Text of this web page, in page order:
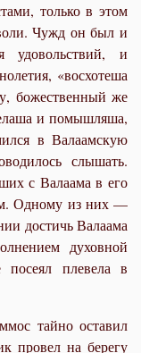
только в этом
Чужд он был и
удовольствий, и
«восхотеша
божественный же
и помышляша,
в Валаамскую
слышать.
с Валаама в его
Одному из них —
достичь Валаама
духовной
посеял плевела в
тайно оставил
провел на берегу